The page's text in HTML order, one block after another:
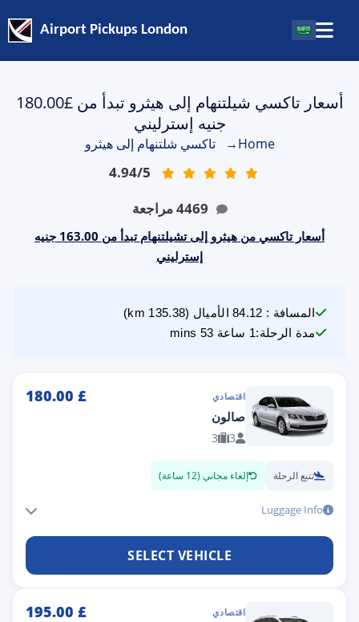
Airport Pickups London
أسعار تاكسي شيلتنهام إلى هيثرو تبدأ من £180.00
جنيه إسترليني
Home
→ تاكسي شلتنهام إلى هيثرو
4.94/5
4469مراجعة
أسعار تاكسي من هيثرو إلى تشيلتنهام تبدأ من 163.00 جنيه
إسترليني
المسافة :
84.12 الأميال (
135.38
مدة الرحلة:1 ساعة 53 mins
اقتصادي £
180.00
صالون
3
3
تتبع الرحلة إلغاء مجاني (12 ساعة)
Luggage Info
SELECT VEHICLE
اقتصادي £
195.00